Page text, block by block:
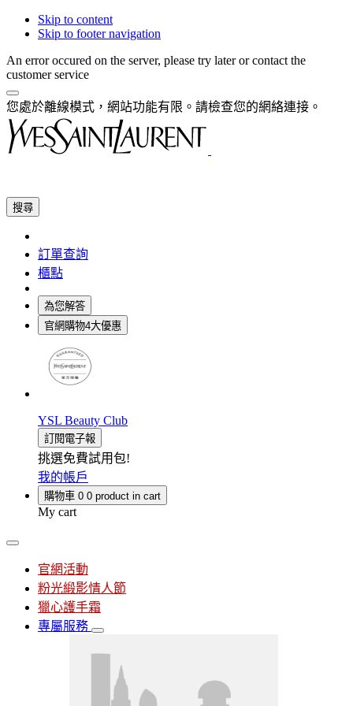
Skip to content
Skip to footer navigation
An error occured on the server, please try later or contact the
customer service
您處於離線模式，網站功能有限。請檢查您的網絡連接。
搜尋
訂單查詢
櫃點
為您解答
官網購物4大優惠
YSL Beauty Club
訂閱電子報
挑選免費試用包!
我的帳戶
購物車 0 0 product in cart
My cart
官網活動
粉光緞影情人節
獵心護手霜
專屬服務